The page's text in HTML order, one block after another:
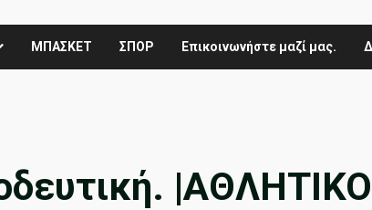
ΜΠΑΣΚΕΤ ΣΠΟΡ Επικοινωνήστε μαζί μας.
|ΑΘΛΗΤΙΚΟ